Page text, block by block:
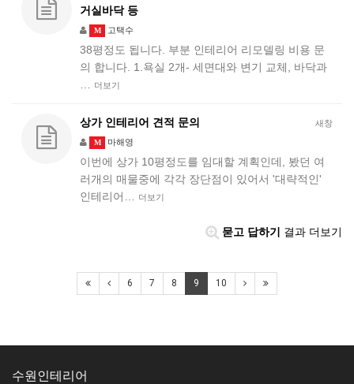
거실바닥 등
M 고택수
38평정도 됩니다. 부분 인테리어 리모델링 비용 문
의 합니다. 1.욕실 2개- 세면대와 변기 교체, 바닥과
더보기
새창
상가 인테리어 견적 문의
M 마해영
이번에 상가 10평정도를 임대할 계획인데, 봤던 여
러개의 매물중에 각각 장단점이 있어서 '대략적인'
인테리어…
더보기
묻고 답하기 결과 더보기
6 7 8 9 10
수원인테리어